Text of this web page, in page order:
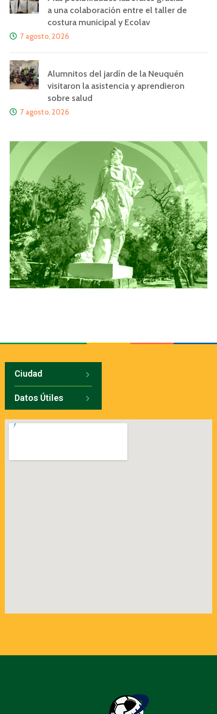
a una colaboración entre el taller de
costura municipal y Ecolav
7 agosto, 2026
Alumnitos del jardín de la Neuquén
visitaron la asistencia y aprendieron
sobre salud
7 agosto, 2026
Ciudad
Datos Útiles